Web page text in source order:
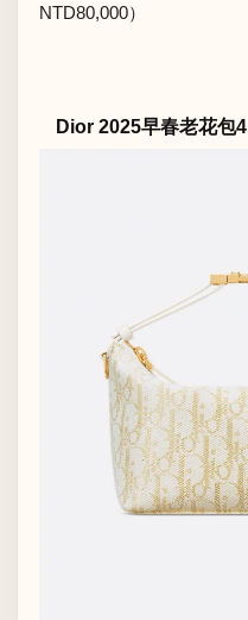
NTD80,000）
Dior 2025早春老花包